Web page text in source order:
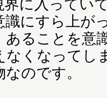
に入ってい
識にすら上が
あることを意
なくなってし
のです。